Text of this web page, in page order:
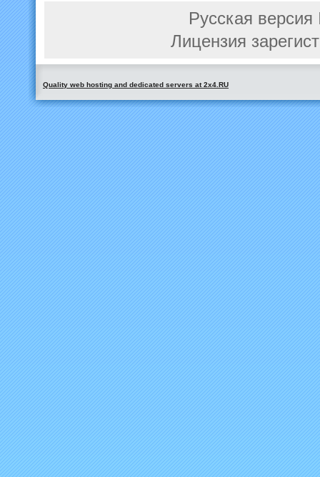
Русская
Лицензия
Quality web hosting and dedicated servers at 2x4.RU